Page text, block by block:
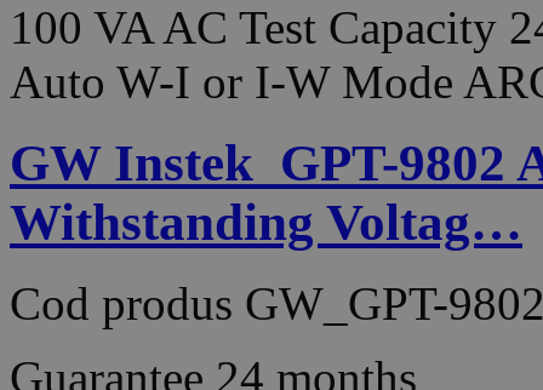
100 VA AC Test Capacity
Auto W-I or I-W Mode
GW Instek_GPT-9802
Withstanding Voltag…
Cod produs GW_GPT-
Guarantee 24 months